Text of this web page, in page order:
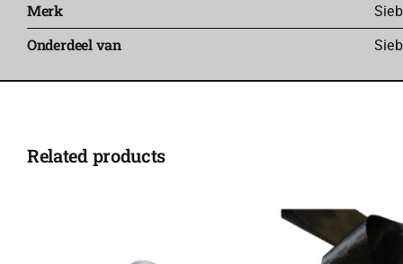
Merk
Onderdeel van
Related products